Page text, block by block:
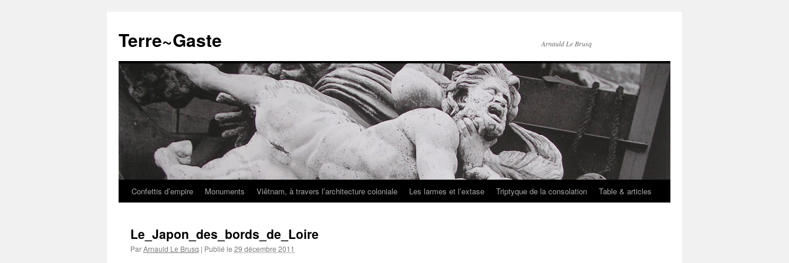
contenu
Terre~Gaste Arnauld Le Brusq
Confettis d’empire Monuments Viêtnam, à travers l’architecture coloniale Les larmes et l’extase Triptyque de la consolation Table & articles
Le_Japon_des_bords_de_Loire
ParArnauld Le Brusq | Publié le 29 décembre 2011